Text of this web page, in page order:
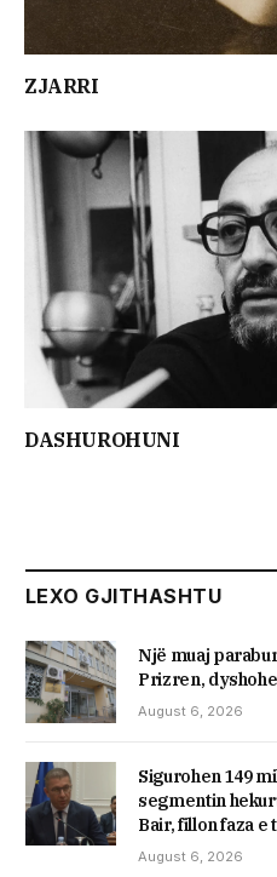
ZJARRI
DASHUROHUNI
LEXO GJITHASHTU
Një muaj
Prizren,
August 6, 2026
Sigurohen 149
segmentin
Bair, fillon faza
August 6, 2026